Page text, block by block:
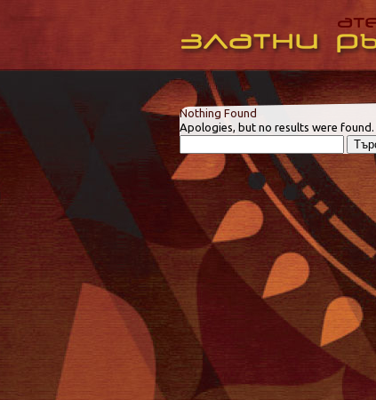
Nothing Found
Apologies, but no results were
за: